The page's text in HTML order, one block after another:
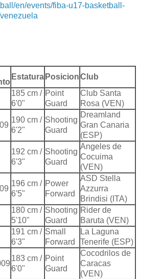
en/events/fiba-u17-basketball-
Estatura PosicionClub
185 cm /
6'0"
Point
Guard
Club Santa
Rosa (VEN)
190 cm /
6'2"
Shooting
Guard
Dreamland
Gran Canaria
(ESP)
192 cm /
6'3"
Shooting
Guard
Angeles de
Cocuima
(VEN)
196 cm /
6'5"
Power
Forward
ASD Stella
Azzurra
Brindisi (ITA)
180 cm /
5'10"
Shooting
Guard
Rider de
Baruta (VEN)
191 cm /
6'3"
Small
Forward
La Laguna
Tenerife (ESP)
183 cm /
6'0"
Point
Guard
Cocodrilos de
Caracas
(VEN)